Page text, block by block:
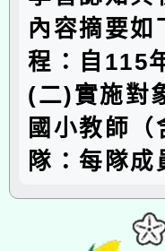
內容摘要
程：自115
(二)實施對
國小教師
隊：每隊成